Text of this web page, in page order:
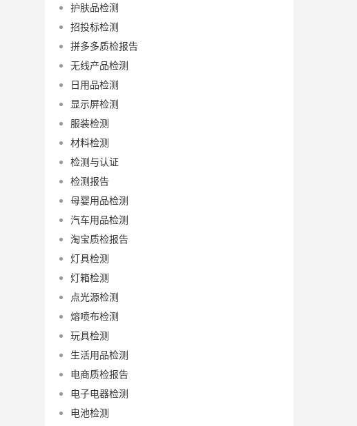
护肤品检测
招投标检测
拼多多质检报告
无线产品检测
日用品检测
显示屏检测
服装检测
材料检测
检测与认证
检测报告
母婴用品检测
汽车用品检测
淘宝质检报告
灯具检测
灯箱检测
点光源检测
熔喷布检测
玩具检测
生活用品检测
电商质检报告
电子电器检测
电池检测